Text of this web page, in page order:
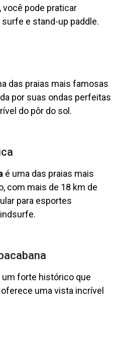
você pode praticar
e stand-up paddle.
das praias mais famosas
por suas ondas perfeitas
do pôr do sol.
é uma das praias mais
com mais de 18 km de
para esportes
um forte histórico que
uma vista incrível